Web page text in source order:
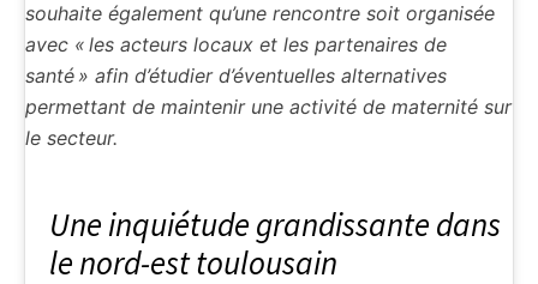
souhaite également qu’une rencontre soit organisée
avec « les acteurs locaux et les partenaires de
santé » afin d’étudier d’éventuelles alternatives
permettant de maintenir une activité de maternité sur
le secteur.
Une inquiétude grandissante dans
le nord-est toulousain